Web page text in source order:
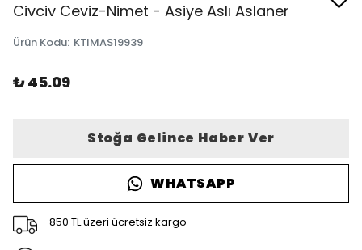
Civciv Ceviz-Nimet - Asiye Aslı Aslaner
Ürün Kodu: KTIMAS19939
₺ 45.09
Stoğa Gelince Haber Ver
WHATSAPP
850 TL üzeri ücretsiz kargo